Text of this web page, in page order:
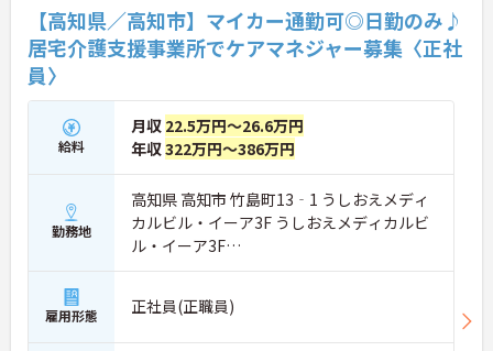
【高知県／高知市】マイカー通勤可◎日勤のみ♪
居宅介護支援事業所でケアマネジャー募集〈正社
員〉
給料
月収 22.5万円～26.6万円
年収322万円～386万円
勤務地
高知県 高知市 竹島町13‐1 うしおえメディ
カルビル・イーア3F うしおえメディカルビ
ル・イーア3F
ＪＲ土讃線「高知駅」バス・車8分
雇用形態 正社員(正職員)